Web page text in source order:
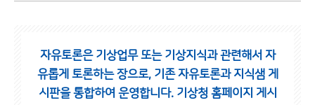
자유토론은 기상업무 또는 기상지식과 관련해서 자
유롭게 토론하는 장으로, 기존 자유토론과 지식샘 게
시판을 통합하여 운영합니다. 기상청 홈페이지 게시